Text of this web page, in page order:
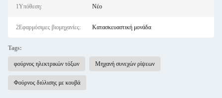
1Υπόθεση: Νέο
2Εφαρμόσιμες βιομηχανίες: Κατασκευαστική μονάδα
Tags:
φούρνος ηλεκτρικών τόξων Μηχανή συνεχών ρίψεων
Φούρνος διύλισης με κουβά